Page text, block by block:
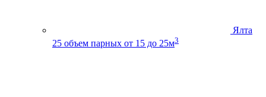
Ялта
25 объем парных от 15 до 25м3